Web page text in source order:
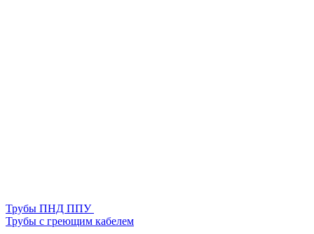
Трубы ПНД ППУ
Трубы с греющим кабелем